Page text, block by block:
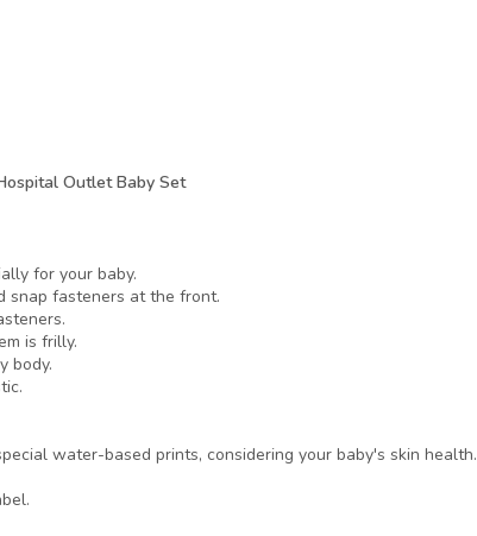
Outlet Baby Set
for your baby.
snap fasteners at the front.
is frilly.
body.
water-based prints, considering your baby's skin health.